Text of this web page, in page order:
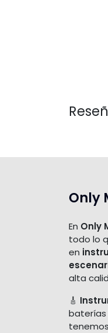
Only
En Only
todo lo
en
alta
🎸
baterías